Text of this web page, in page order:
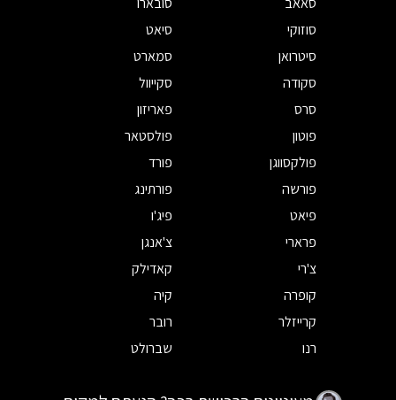
סוזוקי
סיאט
סיטרואן
סמארט
סקודה
סקייוול
סרס
פאריזון
פוטון
פולסטאר
פולקסווגן
פורד
פורשה
פורתינג
פיאט
פיג'ו
פרארי
צ'אנגן
צ'רי
קאדילק
קופרה
קיה
קרייזלר
רובר
רנו
שברולט